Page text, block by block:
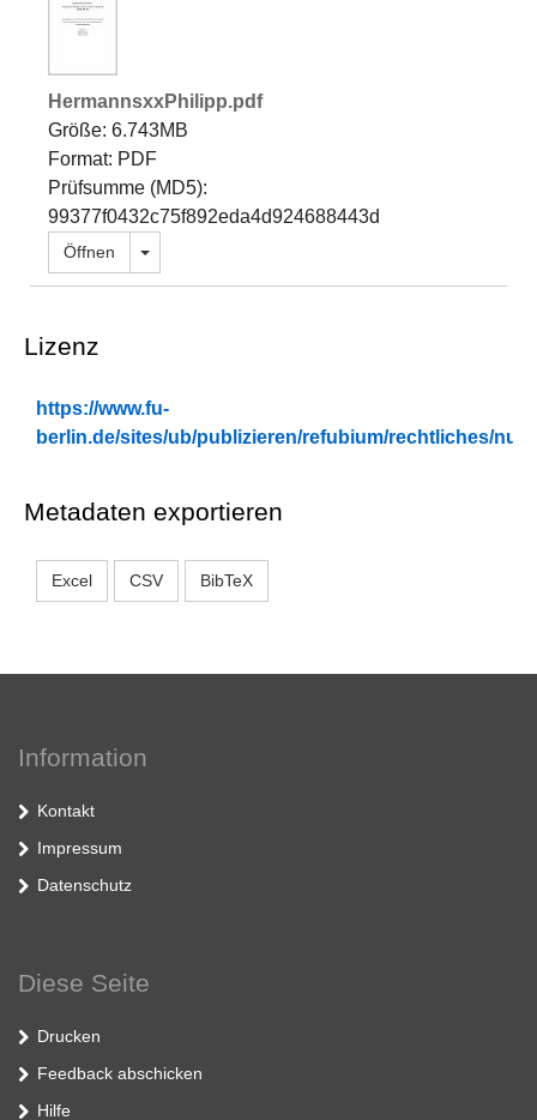
HermannsxxPhilipp.pdf
Größe: 6.743MB
Format: PDF
Prüfsumme (MD5):
99377f0432c75f892eda4d924688443d
Öffnen Dropdown öffnen
Lizenz
https://www.fu-
berlin.de/sites/ub/publizieren/refubium/rechtliches/
Metadaten exportieren
Excel CSV BibTeX
Information
Kontakt
Impressum
Datenschutz
Diese Seite
Drucken
Feedback abschicken
Hilfe